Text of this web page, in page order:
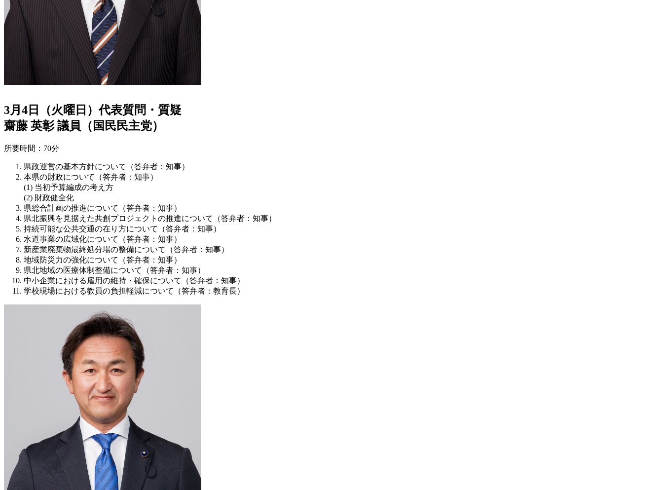
3月4日（火曜日）代表質問・質疑
齋藤 英彰 議員（国民民主党）
所要時間：70分
県政運営の基本方針について（答弁者：知事）
本県の財政について（答弁者：知事）
当初予算編成の考え方
財政健全化
県総合計画の推進について（答弁者：知事）
県北振興を見据えた共創プロジェクトの推進について（答弁者：知事）
持続可能な公共交通の在り方について（答弁者：知事）
水道事業の広域化について（答弁者：知事）
新産業廃棄物最終処分場の整備について（答弁者：知事）
地域防災力の強化について（答弁者：知事）
県北地域の医療体制整備について（答弁者：知事）
中小企業における雇用の維持・確保について（答弁者：知事）
学校現場における教員の負担軽減について（答弁者：教育長）